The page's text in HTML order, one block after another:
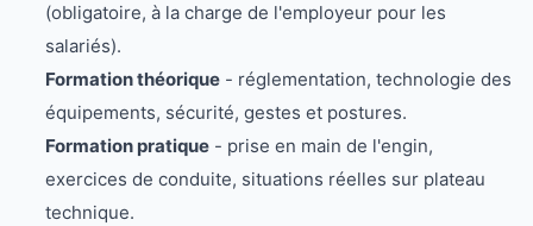
(obligatoire, à la charge de l'employeur pour les
salariés).
Formation théorique- réglementation, technologie des
équipements, sécurité, gestes et postures.
Formation pratique- prise en main de l'engin,
exercices de conduite, situations réelles sur plateau
technique.